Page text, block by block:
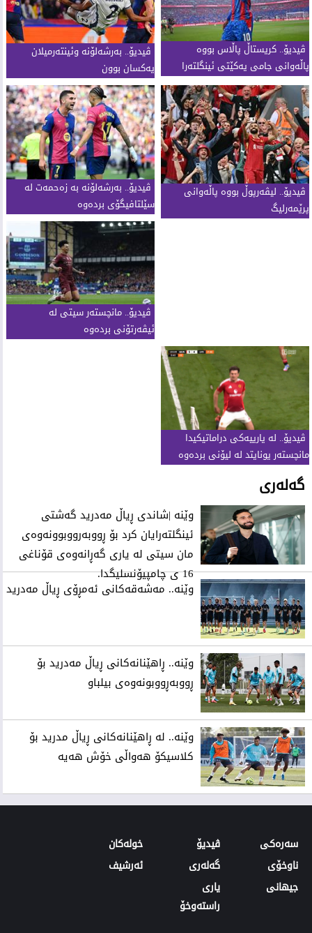
ڤیدیۆ.. كریستاڵ پاڵاس بووە
پاڵەوانی جامی یەكێتی ئینگلتەرا
ڤیدیۆ.. بەرشەلۆنە وئینتەرمیلان
یەکسان بوون
ڤیدیۆ.. لیڤەرپوڵ بووە پاڵەوانی
پرێمەرلیگ
ڤیدیۆ.. بەرشەلۆنە بە زەحمەت لە
سێلتافیگۆی بردەوە
ڤیدیۆ.. مانچستەر سیتی لە
ئیڤەرتۆنی بردەوە
ڤیدیۆ.. لە یارییەکى دراماتیکیدا
مانچستەر یونایتد لە لیۆنى بردەوە
گەلەری
وێنە |شاندی ڕیاڵ مەدرید گەشتی
ئینگلتەرایان کرد بۆ ڕووبەرووبوونەوەی
مان سیتی لە یاری گەڕانەوەی قۆناغی
16 ی چامپیۆنسلیگدا.
وێنه‌.. مه‌شه‌قه‌كانی‌ ئه‌مڕۆی‌ ڕیاڵ مه‌درید
وێنه‌.. ڕاهێنانه‌كانی‌ ڕیاڵ مه‌درید بۆ
ڕووبه‌ڕووبونه‌وه‌ی‌ بیلباو
وێنه‌.. له‌ ڕاهێنانه‌كانی‌ ڕیاڵ مدرید بۆ
كلاسیكۆ هه‌واڵی‌ خۆش هه‌یه‌
سەرەکی
ناوخۆی
‌‌جیهانی‌
ڤیدیۆ
گەلەری
یاری
راستەوخۆ
‌خولەکان
ئەرشیف